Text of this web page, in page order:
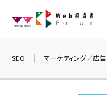
ン
SEO マーケティング／広告